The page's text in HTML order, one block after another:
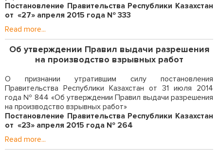
Постановление Правительства Республики Казахстан
от «27» апреля 2015 года № 333
Read more...
Об утверждении Правил выдачи разрешения
на производство взрывных работ
О признании утратившим силу постановления
Правительства Республики Казахстан от 31 июля 2014
года № 844 «Об утверждении Правил выдачи разрешения
на производство взрывных работ»
Постановление Правительства Республики Казахстан
от «23» апреля 2015 года № 264
Read more...